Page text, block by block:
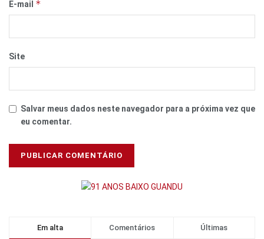
E-mail *
Site
Salvar meus dados neste navegador para a próxima vez que
eu comentar.
Em alta Comentários Últimas